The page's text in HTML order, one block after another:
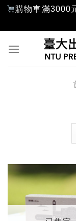
購物車滿3000